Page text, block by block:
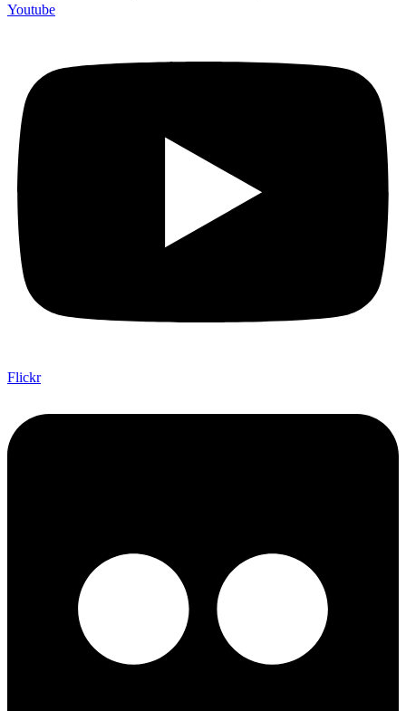
Youtube
Flickr